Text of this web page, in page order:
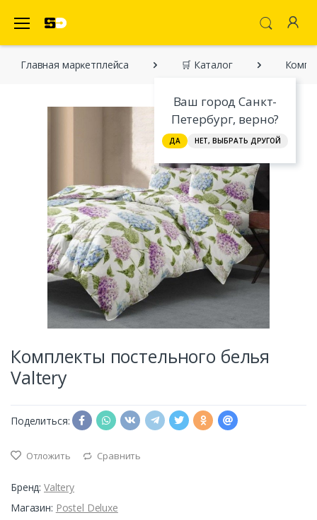
Ваш город Санкт-
Петербург, верно?
ДА НЕТ, ВЫБРАТЬ ДРУГОЙ
Главная марĸетплейса 🛒 Каталог
Комплекты постельного белья
Valtery
Поделиться:
Отложить Сравнить
Бренд: Valtery
Магазин: Postel Deluxe